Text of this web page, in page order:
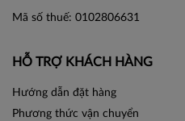
Mã số thuế: 0102806631
HỖ TRỢ KHÁCH HÀNG
Hướng dẫn đặt hàng
Phương thức vận chuyển